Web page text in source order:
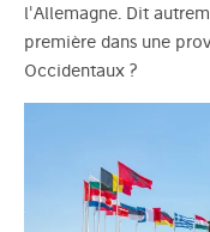
l'Allemagne. Dit
première dans une
Occidentaux ?